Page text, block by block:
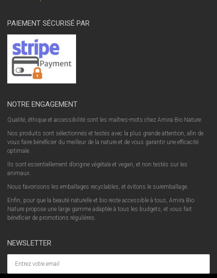
PAIEMENT SÉCURISÉ PAR
NOTRE ENGAGEMENT
Qualité, éthique et accessibilité sont les maîtres-mots chez Amira Bio Nature.
Nos produits sont sélectionnés et testés avec la plus grande attention, afin de
vous faire bénéficier du meilleur de la nature et de vous garantir une efficacité
optimale.
Ils sont essentiellement d’origine végétale et vegan, et non testés sur les
animaux.
Nous favorisons les emballages recyclables, et évitons le suremballage.
Enfin, pour que la beauté naturelle et bio reste accessible à tous, Amira Bio
Nature propose une large gamme adaptée à tous les budgets, et vous fait
bénéficier de promotions régulières.
NEWSLETTER